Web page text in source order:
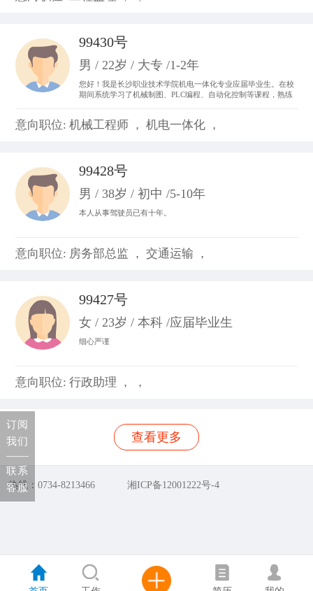
99430号
男 / 22岁 / 大专 /1-2年
您好！我是长沙职业技术学院机电一体化专业应届毕业生。在校
期间系统学习了机械制图、PLC编程、自动化控制等课程，熟练
验。我善于团队协作，动手能力强，对工业自动化领域充满热情
意向职位: 机械工程师 ， 机电一体化 ，
99428号
男 / 38岁 / 初中 /5-10年
本人从事驾驶员已有十年。
意向职位: 房务部总监 ， 交通运输 ，
99427号
女 / 23岁 / 本科 /应届毕业生
细心严谨
意向职位: 行政助理 ， ，
查看更多
热线：0734-8213466 湘ICP备12001222号-4
订阅
我们
联系
客服